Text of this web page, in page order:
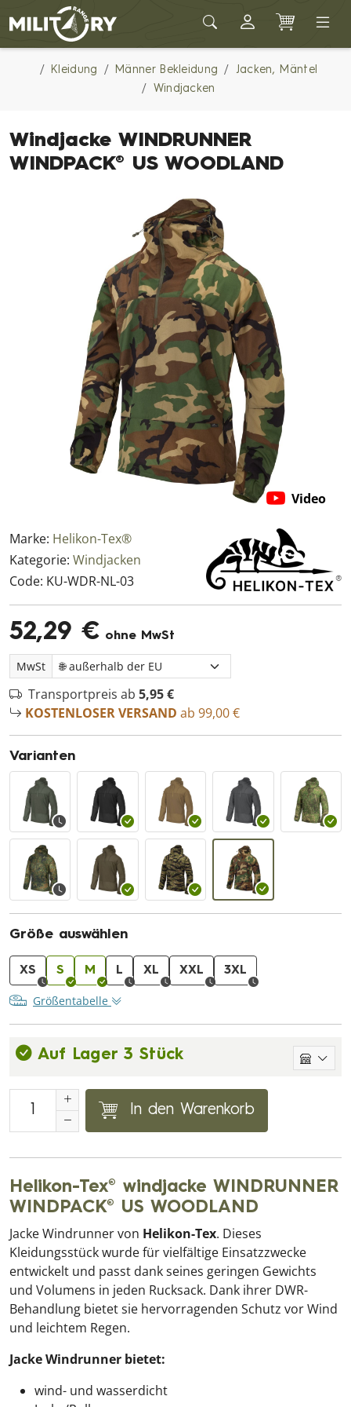
Army shop MILITARY RANGE
Kleidung Männer Bekleidung
Jacken, Mäntel
Windjacken
Windjacke WINDRUNNER
WINDPACK® US WOODLAND
Video
Marke: Helikon-Tex®
Kategorie: Windjacken
Code: KU-WDR-NL-03
52,29 € ohne MwSt
MwSt
Transportpreis ab 5,95 €
KOSTENLOSER VERSAND ab 99,00 €
Varianten
Größe auswählen
XS S M L XL XXL 3XL
Größentabelle
Auf Lager 3 Stück
In den Warenkorb
Helikon-Tex® windjacke WINDRUNNER
WINDPACK® US WOODLAND
Jacke Windrunner von Helikon-Tex. Dieses
Kleidungsstück wurde für vielfältige Einsatzzwecke
entwickelt und passt dank seines geringen Gewichts
und Volumens in jeden Rucksack. Dank ihrer DWR-
Behandlung bietet sie hervorragenden Schutz vor Wind
und leichtem Regen.
Jacke Windrunner bietet:
wind- und wasserdicht